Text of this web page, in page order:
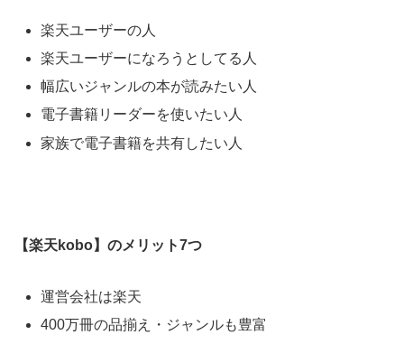
楽天ユーザーの人
楽天ユーザーになろうとしてる人
幅広いジャンルの本が読みたい人
電子書籍リーダーを使いたい人
家族で電子書籍を共有したい人
【楽天kobo】のメリット7つ
運営会社は楽天
400万冊の品揃え・ジャンルも豊富